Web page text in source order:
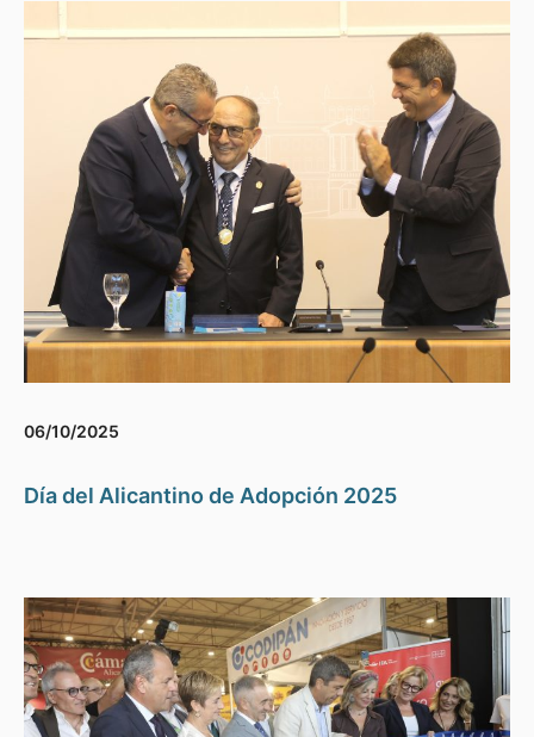
06/10/2025
Día del Alicantino de Adopción 2025